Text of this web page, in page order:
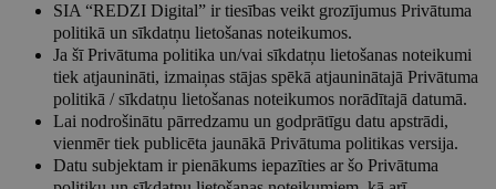
SIA “REDZI Digital” ir tiesības veikt grozījumus Privātuma
politikā un sīkdatņu lietošanas noteikumos.
Ja šī Privātuma politika un/vai sīkdatņu lietošanas noteikumi
tiek atjaunināti, izmaiņas stājas spēkā atjauninātajā Privātuma
politikā / sīkdatņu lietošanas noteikumos norādītajā datumā.
Lai nodrošinātu pārredzamu un godprātīgu datu apstrādi,
vienmēr tiek publicēta jaunākā Privātuma politikas versija.
Datu subjektam ir pienākums iepazīties ar šo Privātuma